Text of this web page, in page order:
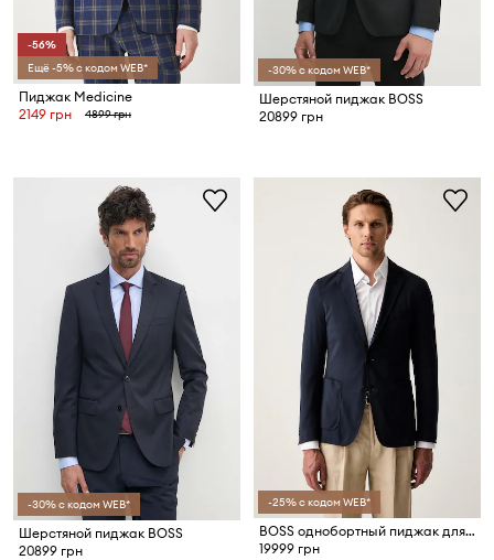
-56%
Ещё -5% с кодом WEB*
Пиджак Medicine
2149 грн
4899 грн
-30% с кодом WEB*
Шерстяной пиджак BOSS
20899 грн
-30% с кодом WEB*
Шерстяной пиджак BOSS
20899 грн
-25% с кодом WEB*
BOSS однобортный пиджак для мужчин
19999 грн